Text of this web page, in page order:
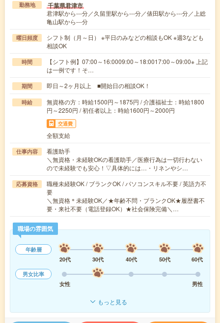
勤務地 千葉県君津市
君津駅から---分／久留里駅から---分／俵田駅から---分／上総
亀山駅から---分
曜日頻度
シフト制（月～日） ※平日のみなどの相談もOK ※週3なども
相談OK
時間
【シフト例】07:00～16:0009:00～18:0017:00～09:00※ 上記
は一例です！そ…
期間 即日～2ヶ月以上 ■開始日の相談OK！
時給
無資格の方：時給1500円～1875円 / 介護福祉士：時給1800
円～2250円 / 初任者以上：時給1600円～2000円
交通費
全額支給
仕事内容
看護助手
＼無資格・未経験OKの看護助手／医療行為は一切行わない
ので未経験でも安心！▽具体的には…・リネンやシ…
応募資格
職種未経験OK / ブランクOK / パソコンスキル不要 / 英語力不
要
＼無資格＊未経験OK／★年齢不問・ブランクOK★履歴書不
要・来社不要（電話登録OK）★社会保険完備＼…
職場の雰囲気
年齢層
20代
30代 40代 50代
60代
男女比率
女性
男性
もっと見る